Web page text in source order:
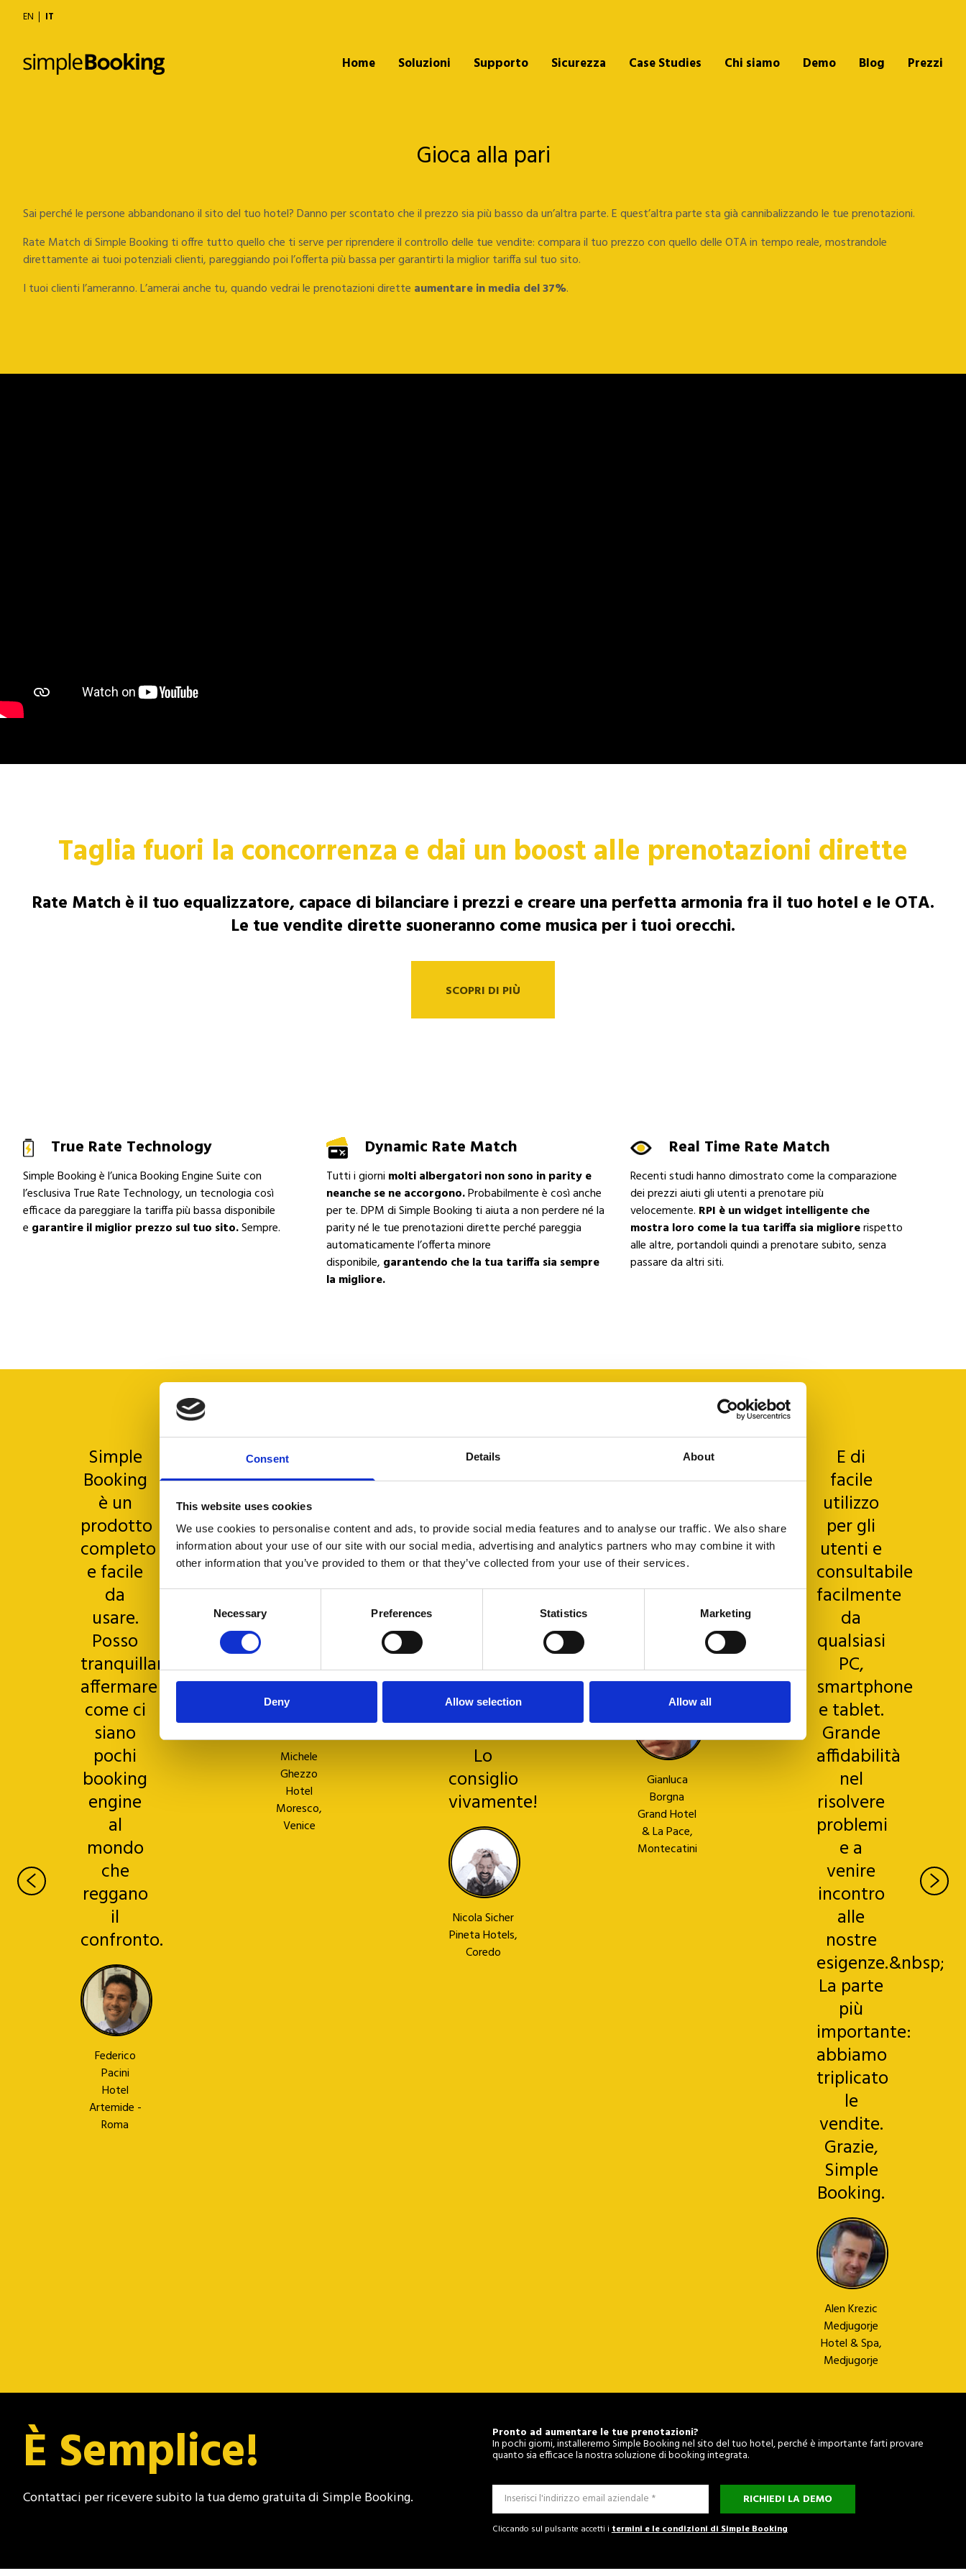
Consent Details About
This website uses cookies
We use cookies to personalise content and ads, to provide social media features and to analyse our traffic. We also share
information about your use of our site with our social media, advertising and analytics partners who may combine it with
other information that you’ve provided to them or that they’ve collected from your use of their services.
Necessary Preferences Statistics Marketing
Deny Allow selection Allow all
EN IT
Home Soluzioni Supporto Sicurezza Case Studies Chi siamo Demo Blog Prezzi
Gioca alla pari
Sai perché le persone abbandonano il sito del tuo hotel? Danno per scontato che il prezzo sia più basso da un’altra parte. E quest’altra parte sta già cannibalizzando le tue prenotazioni.
Rate Match di Simple Booking ti offre tutto quello che ti serve per riprendere il controllo delle tue vendite: compara il tuo prezzo con quello delle OTA in tempo reale, mostrandole
direttamente ai tuoi potenziali clienti, pareggiando poi l’offerta più bassa per garantirti la miglior tariffa sul tuo sito.
I tuoi clienti l’ameranno. L’amerai anche tu, quando vedrai le prenotazioni dirette aumentare in media del 37%.
Taglia fuori la concorrenza e dai un boost alle prenotazioni dirette
Rate Match è il tuo equalizzatore, capace di bilanciare i prezzi e creare una perfetta armonia fra il tuo hotel e le OTA.
Le tue vendite dirette suoneranno come musica per i tuoi orecchi.
SCOPRI DI PIÙ
True Rate Technology
Simple Booking è l’unica Booking Engine Suite con
l’esclusiva True Rate Technology, un tecnologia così
efficace da pareggiare la tariffa più bassa disponibile
e garantire il miglior prezzo sul tuo sito.Sempre.
Dynamic Rate Match
Tutti i giorni molti albergatori non sono in parity e
neanche se ne accorgono.Probabilmente è così anche
per te. DPM di Simple Booking ti aiuta a non perdere né la
parity né le tue prenotazioni dirette perché pareggia
automaticamente l’offerta minore
disponibile, garantendo che la tua tariffa sia sempre
la migliore.
Real Time Rate Match
Recenti studi hanno dimostrato come la comparazione
dei prezzi aiuti gli utenti a prenotare più
velocemente. RPI è un widget intelligente che
mostra loro come la tua tariffa sia migliorerispetto
alle altre, portandoli quindi a prenotare subito, senza
passare da altri siti.
Simple
Booking
è un
prodotto
completo
e facile
da
usare.
Posso
tranquillamente
affermare
come ci
siano
pochi
booking
engine
al
mondo
che
reggano
il
confronto.
Federico
Pacini
Hotel
Artemide -
Roma
Grande
strumento.
Un
sincero
ringraziamento
va a
tutto il
Michele
Ghezzo
Hotel
Moresco,
Venice
Sono
soddisfatto
di ogni
mia
aspettativa.
L’helpdesk
e
attento
a ogni
richiesta.
Lo
consiglio
vivamente!
Nicola Sicher
Pineta Hotels,
Coredo
Servizio
superlativo.
appena
iniziato
questa
nuova
avventura
splendido.
Gianluca
Borgna
Grand Hotel
& La Pace,
Montecatini
E di
facile
utilizzo
per gli
utenti e
consultabile
facilmente
da
qualsiasi
PC,
smartphone
e tablet.
Grande
affidabilità
nel
risolvere
problemi
e a
venire
incontro
alle
nostre
esigenze.&nbsp;
La parte
più
importante:
abbiamo
triplicato
le
vendite.
Grazie,
Simple
Booking.
Alen Krezic
Medjugorje
Hotel & Spa,
Medjugorje
È Semplice!
Contattaci per ricevere subito la tua demo gratuita di Simple Booking.
Pronto ad aumentare le tue prenotazioni?
In pochi giorni, installeremo Simple Booking nel sito del tuo hotel, perché è importante farti provare
quanto sia efficace la nostra soluzione di booking integrata.
RICHIEDI LA DEMO
Cliccando sul pulsante accetti itermini e le condizioni di Simple Booking